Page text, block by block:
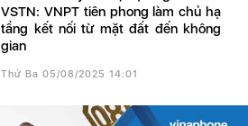
VSTN: VNPT tiên phong làm chủ hạ
tầng kết nối từ mặt đất đến không
gian
Thứ Ba 05/08/2025 14:01